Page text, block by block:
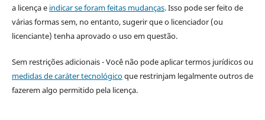
a licença e indicar se foram feitas mudanças. Isso pode ser feito de
várias formas sem, no entanto, sugerir que o licenciador (ou
licenciante) tenha aprovado o uso em questão.
Sem restrições adicionais - Você não pode aplicar termos jurídicos ou
medidas de caráter tecnológicoque restrinjam legalmente outros de
fazerem algo permitido pela licença.